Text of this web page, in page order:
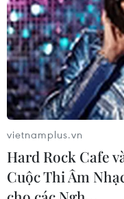
Kết quả xét nghiệm cho
của toàn bộ mẫu được
và được tham chiếu
(Ảnh:
Về việc xử lý môi
hướng dẫn, giám
tư lệnh Thủ Đô,
vietnamplus.vn
Hard Rock Cafe
Cuộc Thi Âm